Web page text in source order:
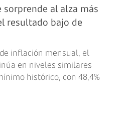
al alza más
resultado bajo de
inflación mensual, el
en niveles similares
histórico, con 48,4%